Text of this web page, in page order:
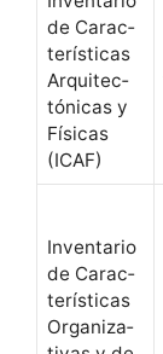
de Car­ac­
terís­ti­cas
Arqui­tec­
tóni­cas y
Físi­cas
(ICAF)
Inven­tario
de Car­ac­
terís­ti­cas
Orga­ni­za­